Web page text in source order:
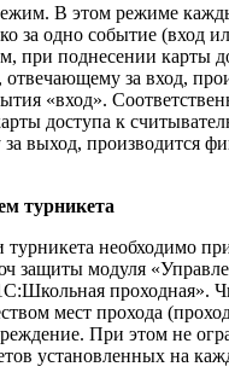
В этом режиме
за одно событие (вход
при поднесении карты
за вход,
«вход».
доступа к
выход, производится
турникета
необходимо
защиты модуля
проходная».
мест прохода
При этом не
установленных на